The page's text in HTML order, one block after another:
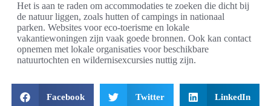
Het is aan te raden om accommodaties te zoeken die dicht bij
de natuur liggen, zoals hutten of campings in nationaal
parken. Websites voor eco-toerisme en lokale
vakantiewoningen zijn vaak goede bronnen. Ook kan contact
opnemen met lokale organisaties voor beschikbare
natuurtochten en wildernisexcursies nuttig zijn.
Facebook Twitter LinkedIn